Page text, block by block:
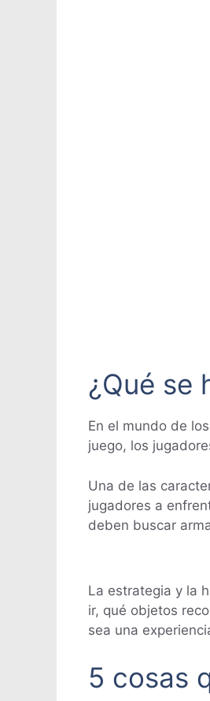
¿Qué se
En el mundo de
juego, los
Una de las
jugadores a
deben buscar
La estrategia y la
ir, qué objetos
sea una
5 cosas